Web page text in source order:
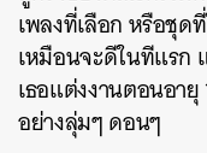
เพลงที่เลือก หรือชุ
เหมือนจะดีในทีแรก
เธอแต่งงานตอนอา
อย่างลุ่มๆ ดอนๆ